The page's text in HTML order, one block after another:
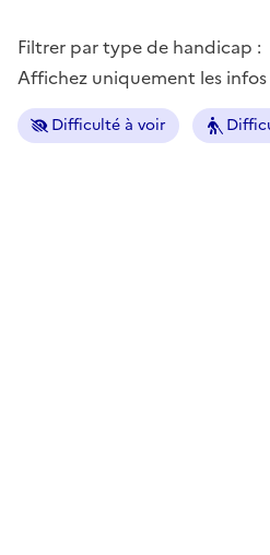
Filtrer par type de handicap :
Affichez uniquement les
Difficulté à voir